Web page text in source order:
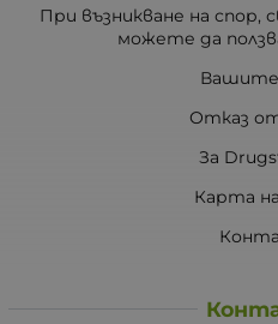
При възникване на спор,
можете да
Вашите
Отказ
За
Карта